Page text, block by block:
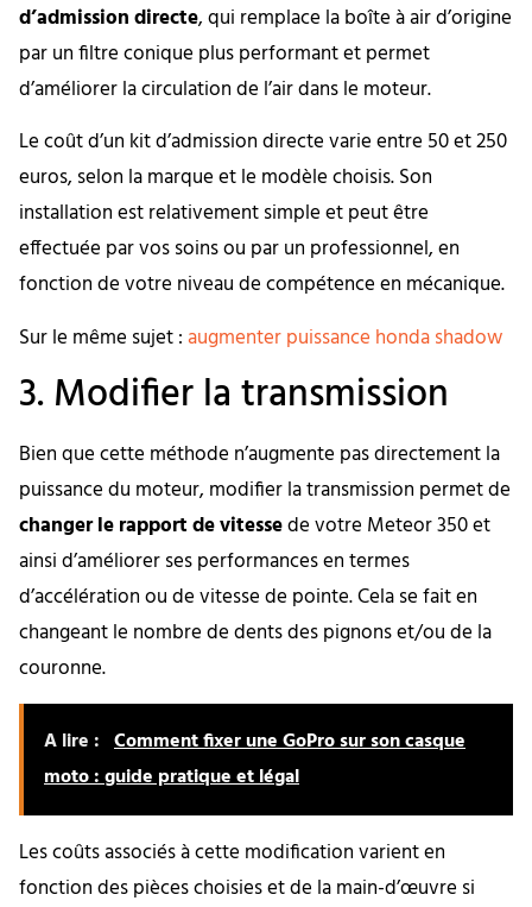
d’admission directe, qui remplace la boîte à air d’origine
par un filtre conique plus performant et permet
d’améliorer la circulation de l’air dans le moteur.
Le coût d’un kit d’admission directe varie entre 50 et 250
euros, selon la marque et le modèle choisis. Son
installation est relativement simple et peut être
effectuée par vos soins ou par un professionnel, en
fonction de votre niveau de compétence en mécanique.
Sur le même sujet :augmenter puissance honda shadow
3. Modifier la transmission
Bien que cette méthode n’augmente pas directement la
puissance du moteur, modifier la transmission permet de
changer le rapport de vitessede votre Meteor 350 et
ainsi d’améliorer ses performances en termes
d’accélération ou de vitesse de pointe. Cela se fait en
changeant le nombre de dents des pignons et/ou de la
couronne.
A lire : Comment fixer une GoPro sur son casque
moto : guide pratique et légal
Les coûts associés à cette modification varient en
fonction des pièces choisies et de la main-d’œuvre si